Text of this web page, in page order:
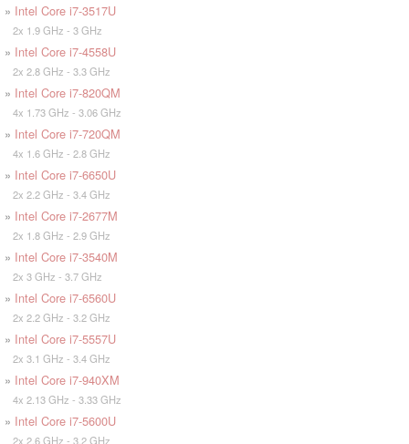
» Intel Core i7-3517U
2x 1.9 GHz - 3 GHz
» Intel Core i7-4558U
2x 2.8 GHz - 3.3 GHz
» Intel Core i7-820QM
4x 1.73 GHz - 3.06 GHz
» Intel Core i7-720QM
4x 1.6 GHz - 2.8 GHz
» Intel Core i7-6650U
2x 2.2 GHz - 3.4 GHz
» Intel Core i7-2677M
2x 1.8 GHz - 2.9 GHz
» Intel Core i7-3540M
2x 3 GHz - 3.7 GHz
» Intel Core i7-6560U
2x 2.2 GHz - 3.2 GHz
» Intel Core i7-5557U
2x 3.1 GHz - 3.4 GHz
» Intel Core i7-940XM
4x 2.13 GHz - 3.33 GHz
» Intel Core i7-5600U
2x 2.6 GHz - 3.2 GHz